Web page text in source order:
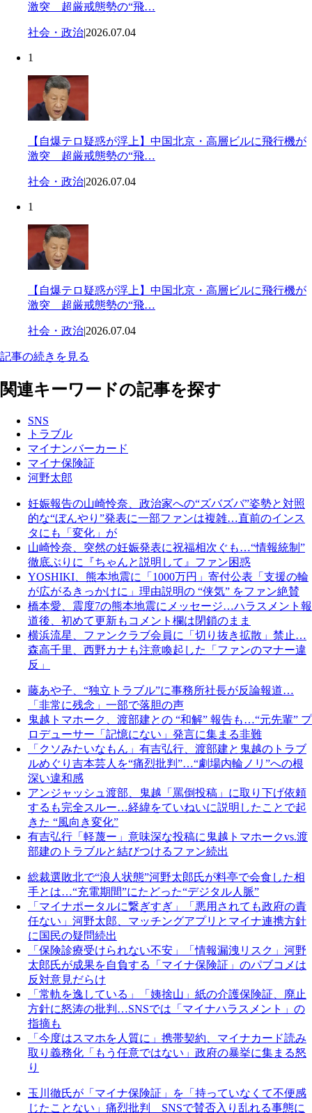
激突 超厳戒態勢の“飛…
社会・政治|2026.07.04
1
【自爆テロ疑惑が浮上】中国北京・高層ビルに飛行機が
激突 超厳戒態勢の“飛…
社会・政治|2026.07.04
1
【自爆テロ疑惑が浮上】中国北京・高層ビルに飛行機が
激突 超厳戒態勢の“飛…
社会・政治|2026.07.04
記事の続きを見る
関連キーワードの記事を探す
SNS
トラブル
マイナンバーカード
マイナ保険証
河野太郎
妊娠報告の山崎怜奈、政治家への“ズバズバ”姿勢と対照
的な“ぼんやり”発表に一部ファンは複雑…直前のインス
タにも「変化」が
山崎怜奈、突然の妊娠発表に祝福相次ぐも…“情報統制”
徹底ぶりに『ちゃんと説明して』ファン困惑
YOSHIKI、熊本地震に「1000万円」寄付公表「支援の輪
が広がるきっかけに」理由説明の “侠気” をファン絶賛
橋本愛、震度7の熊本地震にメッセージ…ハラスメント報
道後、初めて更新もコメント欄は閉鎖のまま
横浜流星、ファンクラブ会員に「切り抜き拡散」禁止…
森高千里、西野カナも注意喚起した「ファンのマナー違
反」
藤あや子、“独立トラブル”に事務所社長が反論報道…
「非常に残念」一部で落胆の声
鬼越トマホーク、渡部建との “和解” 報告も…“元先輩” プ
ロデューサー「記憶にない」発言に集まる非難
「クソみたいなもん」有吉弘行、渡部建と鬼越のトラブ
ルめぐり吉本芸人を“痛烈批判”…“劇場内輪ノリ”への根
深い違和感
アンジャッシュ渡部、鬼越「罵倒投稿」に取り下げ依頼
するも完全スルー…経緯をていねいに説明したことで起
きた “風向き変化”
有吉弘行「軽蔑ー」意味深な投稿に鬼越トマホークvs.渡
部建のトラブルと結びつけるファン続出
総裁選敗北で“浪人状態”河野太郎氏が料亭で会食した相
手とは…“充電期間”にたどった“デジタル人脈”
「マイナポータルに繋ぎすぎ」「悪用されても政府の責
任ない」河野太郎、マッチングアプリとマイナ連携方針
に国民の疑問続出
「保険診療受けられない不安」「情報漏洩リスク」河野
太郎氏が成果を自負する「マイナ保険証」のパブコメは
反対意見だらけ
「常軌を逸している」「姨捨山」紙の介護保険証、廃止
方針に怒涛の批判…SNSでは「マイナハラスメント」の
指摘も
「今度はスマホを人質に」携帯契約、マイナカード読み
取り義務化「もう任意ではない」政府の暴挙に集まる怒
り
玉川徹氏が「マイナ保険証」を「持っていなくて不便感
じたことない」痛烈批判 SNSで賛否入り乱れる事態に